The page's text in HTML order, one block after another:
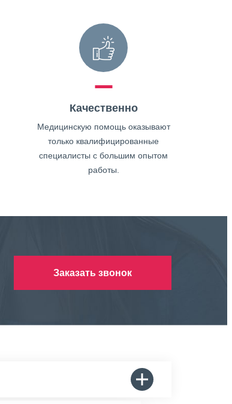
Качественно
Медицинскую помощь оказывают
только квалифицированные
специалисты с большим опытом
работы.
Заказать звонок